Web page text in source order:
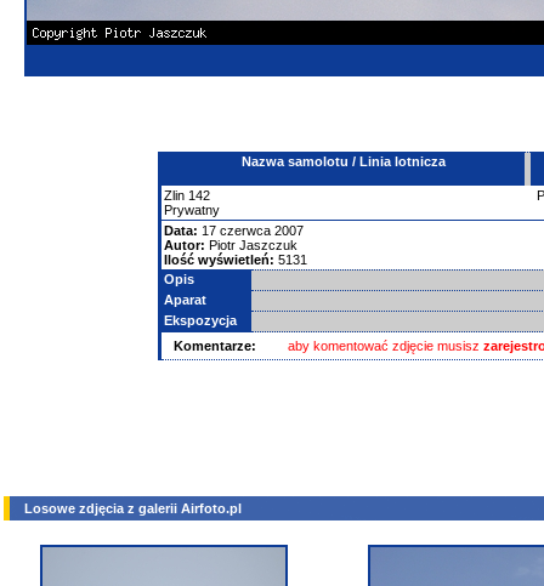
Nazwa samolotu / Linia lotnicza
Zlin 142
Prywatny
Data: 17 czerwca 2007
Autor: Piotr Jaszczuk
Ilość wyświetleń: 5131
Opis
Aparat
Ekspozycja
Komentarze:
aby komentować zdjęcie musisz
Losowe zdjęcia z galerii Airfoto.pl